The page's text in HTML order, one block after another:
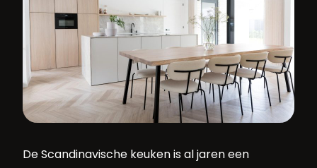
De Scandinavische keuken is al jaren een